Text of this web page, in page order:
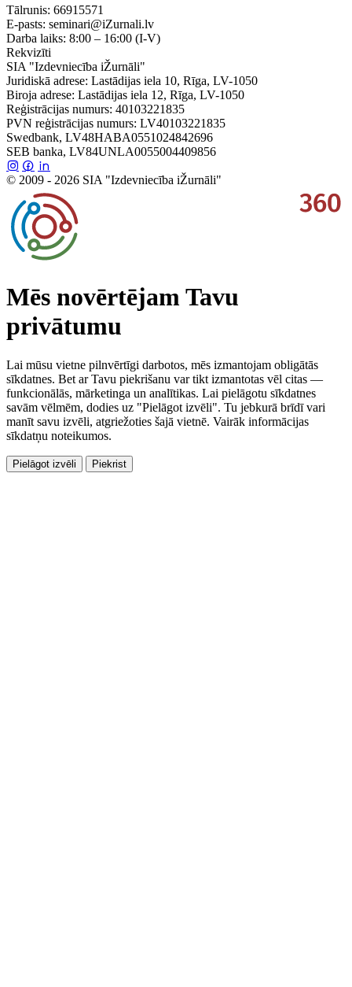
Tālrunis: 66915571
E-pasts: seminari@iZurnali.lv
Darba laiks: 8:00 – 16:00 (I-V)
Rekvizīti
SIA "Izdevniecība iŽurnāli"
Juridiskā adrese: Lastādijas iela 10, Rīga, LV-1050
Biroja adrese: Lastādijas iela 12, Rīga, LV-1050
Reģistrācijas numurs: 40103221835
PVN reģistrācijas numurs: LV40103221835
Swedbank, LV48HABA0551024842696
SEB banka, LV84UNLA0055004409856
© 2009 - 2026 SIA "Izdevniecība iŽurnāli"
Mēs novērtējam Tavu
privātumu
Lai mūsu vietne pilnvērtīgi darbotos, mēs izmantojam obligātās
sīkdatnes. Bet ar Tavu piekrišanu var tikt izmantotas vēl citas —
funkcionālās, mārketinga un analītikas. Lai pielāgotu sīkdatnes
savām vēlmēm, dodies uz "Pielāgot izvēli". Tu jebkurā brīdī vari
manīt savu izvēli, atgriežoties šajā vietnē. Vairāk informācijas
sīkdatņu noteikumos.
Pielāgot izvēli Piekrist